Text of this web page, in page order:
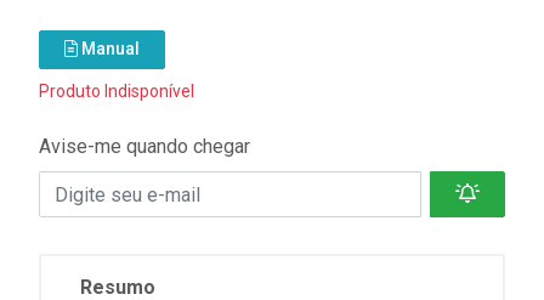
Manual
Produto Indisponível
Avise-me quando chegar
Resumo